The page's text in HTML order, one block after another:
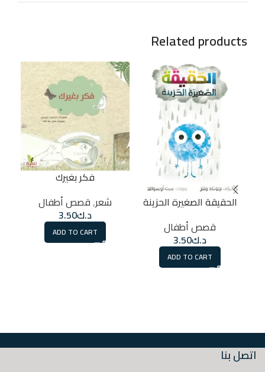
Related products
الحقيقة الصغيرة الحزينة
قصص أطفال
د.ك3.50
ADD TO CART
فكر بغيرك
شعر,قصص أطفال
د.ك3.50
ADD TO CART
اتصل بنا